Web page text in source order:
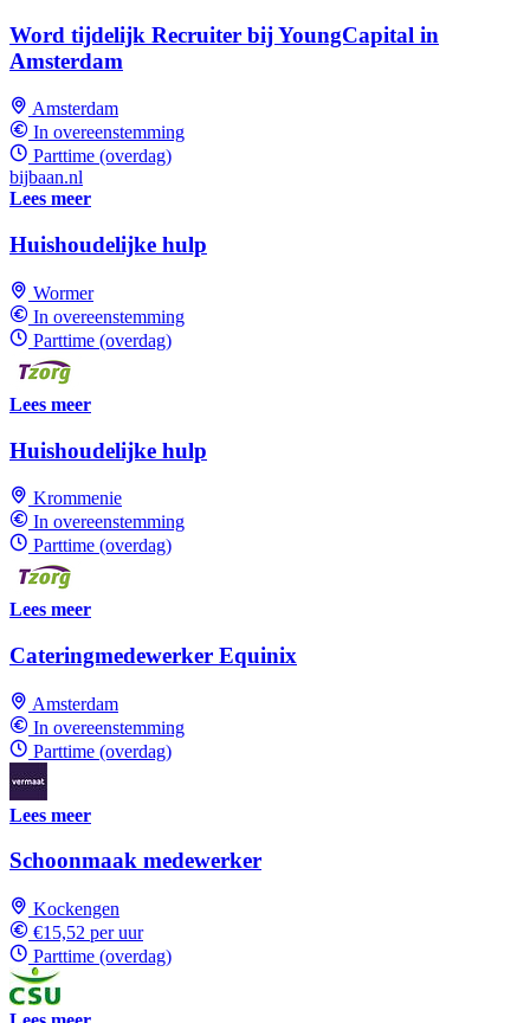
Word tijdelijk Recruiter bij YoungCapital in
Amsterdam
Amsterdam
In overeenstemming
Parttime (overdag)
bijbaan.nl
Lees meer
Huishoudelijke hulp
Wormer
In overeenstemming
Parttime (overdag)
Lees meer
Huishoudelijke hulp
Krommenie
In overeenstemming
Parttime (overdag)
Lees meer
Cateringmedewerker Equinix
Amsterdam
In overeenstemming
Parttime (overdag)
Lees meer
Schoonmaak medewerker
Kockengen
€15,52 per uur
Parttime (overdag)